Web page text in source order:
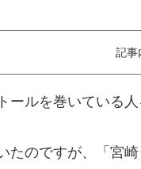
記事
ールを巻いている
たのですが、「宮